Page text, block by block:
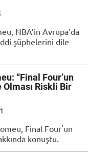
NBA’in Avrupa’da
şüphelerini dile
“Final Four’un
Olması Riskli Bir
Final Four'un
konuştu.